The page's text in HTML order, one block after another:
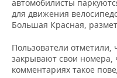
КОРОЛИ ГОСЗАКАЗА
КОМУ ПРИНАДЛЕЖАТ
ТОРГОВЫЕ ЦЕНТРЫ
ФИНАНСЫ
БЮДЖЕТ
НОВОСТИ
ПРОМЫШЛЕННОСТИ
АГРОПРОМ
МАШИНОСТРОЕНИЕ
НЕДВИЖИМОСТЬ
НОВОСТИ АВТО
БИЗНЕС
автомобилисты
для движения
Большая Красная,
Пользователи
закрывают свои номера,
комментариях такое